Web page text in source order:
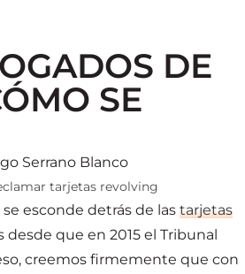
DE
SE
Serrano Blanco
esconde detrás de las tarjetas
que en 2015 el Tribunal
creemos firmemente que con